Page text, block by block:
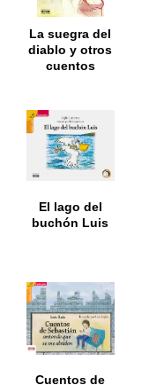
La suegra del
diablo y otros
cuentos
El lago del
buchón Luis
Cuentos de